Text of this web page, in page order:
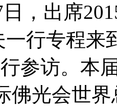
日，出席
一行专程
参访。本
佛光会世